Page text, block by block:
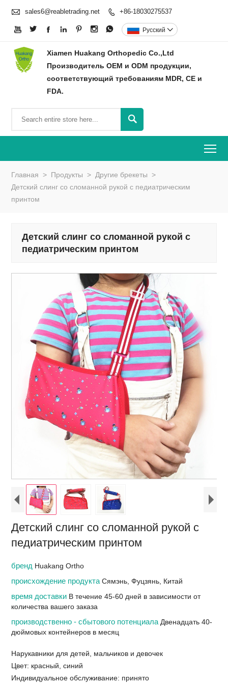
 sales6@reabletrading.net  +86-18030275537
       Pусский 
Xiamen Huakang Orthopedic Co.,Ltd
Производитель OEM и ODM продукции,
соответствующий требованиям MDR, CE и
FDA.

Главная > Продукты > Другие брекеты >
Детский слинг со сломанной рукой с педиатрическим
принтом
Детский слинг со сломанной рукой с
педиатрическим принтом
Детский слинг со сломанной рукой с
педиатрическим принтом
бренд Huakang Ortho
происхождение продуктаСямэнь, Фуцзянь, Китай
время доставки В течение 45-60 дней в зависимости от
количества вашего заказа
производственно - сбытового потенциала Двенадцать 40-
дюймовых контейнеров в месяц
Нарукавники для детей, мальчиков и девочек
Цвет: красный, синий
Индивидуальное обслуживание: принято